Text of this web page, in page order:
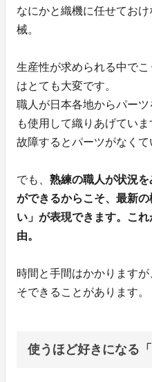
なにかと織機に任せてお
械。
生産性が求められる中で
はとても大変です。
職人が日本各地からパー
も使用して織りあげていま
故障するとパーツがなくて
でも、 熟練の職人が状況
ができるからこそ、最新
い」が表現できます。こ
由。
時間と手間はかかります
そできることがあります。
使うほど好きになる「